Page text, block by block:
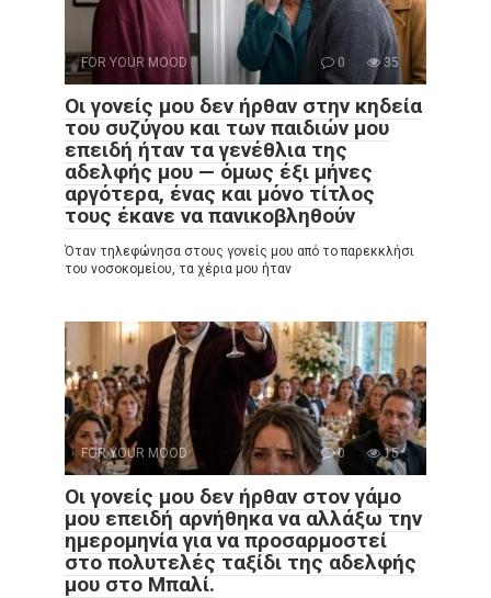
FOR YOUR MOOD 0 35
Οι γονείς μου δεν ήρθαν στην κηδεία
του συζύγου και των παιδιών μου
επειδή ήταν τα γενέθλια της
αδελφής μου — όμως έξι μήνες
αργότερα, ένας και μόνο τίτλος
τους έκανε να πανικοβληθούν
Όταν τηλεφώνησα στους γονείς μου από το παρεκκλήσι
του νοσοκομείου, τα χέρια μου ήταν
FOR YOUR MOOD 0 15
Οι γονείς μου δεν ήρθαν στον γάμο
μου επειδή αρνήθηκα να αλλάξω την
ημερομηνία για να προσαρμοστεί
στο πολυτελές ταξίδι της αδελφής
μου στο Μπαλί.